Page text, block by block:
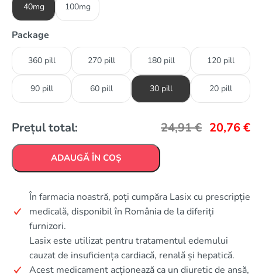
40mg 100mg
Package
360 pill 270 pill 180 pill 120 pill
90 pill 60 pill 30 pill 20 pill
Prețul total: 24,91€ 20,76€
ADAUGĂ ÎN COȘ
În farmacia noastră, poți cumpăra Lasix cu prescripție
medicală, disponibil în România de la diferiți
furnizori.
Lasix este utilizat pentru tratamentul edemului
cauzat de insuficiența cardiacă, renală și hepatică.
Acest medicament acționează ca un diuretic de ansă,